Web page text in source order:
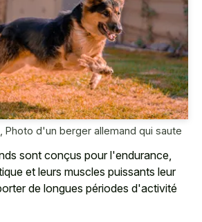
Photo d'un berger allemand qui saute
sont conçus pour l'endurance,
et leurs muscles puissants leur
de longues périodes d'activité